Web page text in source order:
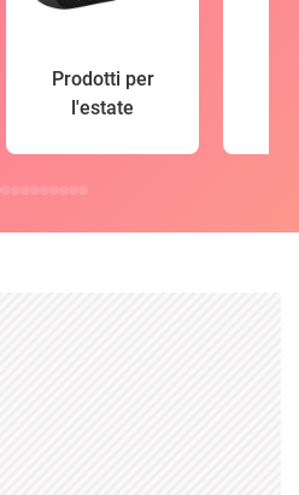
Prodotti per
l'estate